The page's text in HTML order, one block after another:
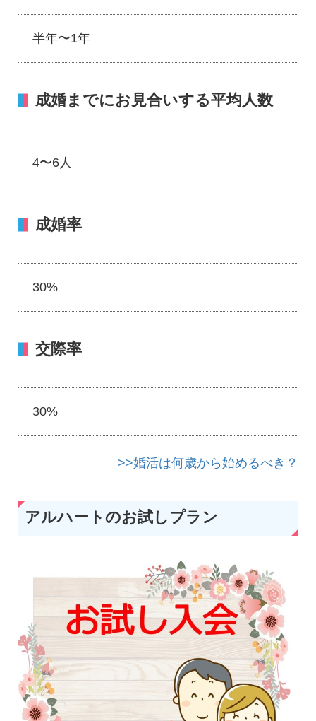
半年〜1年
成婚までにお見合いする平均人数
4〜6人
成婚率
30%
交際率
30%
>>婚活は何歳から始めるべき？
アルハートのお試しプラン